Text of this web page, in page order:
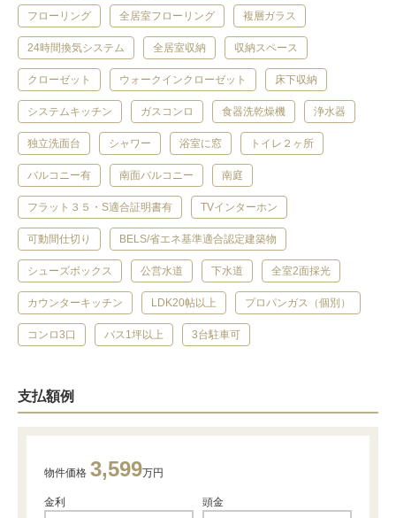
フローリング 全居室フローリング 複層ガラス
24時間換気システム 全居室収納 収納スペース
クローゼット ウォークインクローゼット 床下収納
システムキッチン ガスコンロ 食器洗乾燥機 浄水器
独立洗面台 シャワー 浴室に窓 トイレ２ヶ所
バルコニー有 南面バルコニー 南庭
フラット３５・S適合証明書有 TVインターホン
可動間仕切り BELS/省エネ基準適合認定建築物
シューズボックス 公営水道 下水道 全室2面採光
カウンターキッチン LDK20帖以上 プロパンガス（個別）
コンロ3口 バス1坪以上 3台駐車可
支払額例
物件価格 3,599万円
金利 頭金